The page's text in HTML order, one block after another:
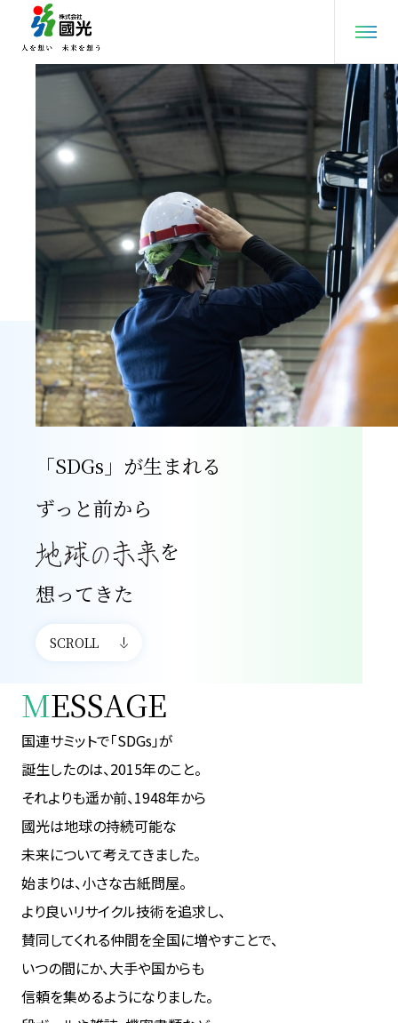
「SDGs」が生まれる
ずっと前から
を
想ってきた
SCROLL
MESSAGE
国連サミットで「SDGs」が
誕生したのは、2015年のこと。
それよりも遥か前、1948年から
國光は地球の持続可能な
未来について考えてきました。
始まりは、小さな古紙問屋。
より良いリサイクル技術を追求し、
賛同してくれる仲間を全国に増やすことで、
いつの間にか、大手や国からも
信頼を集めるようになりました。